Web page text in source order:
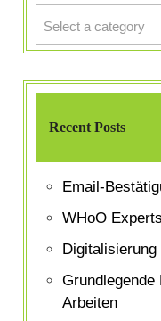
Select a category
Recent Posts
Email-
WHoO
Arbeiten